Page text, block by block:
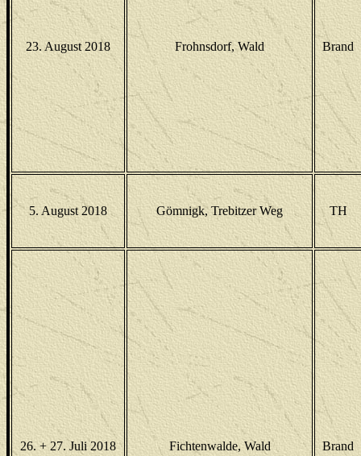
23. August 2018 Frohnsdorf, Wald Brand
5. August 2018 Gömnigk, Trebitzer Weg TH
26. + 27. Juli 2018 Fichtenwalde, Wald Brand